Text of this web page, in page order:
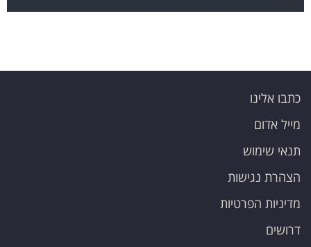
כתבו אלינו
מייל אדום
תנאי שימוש
הצהרת נגישות
מדיניות הפרטיות
דרושים